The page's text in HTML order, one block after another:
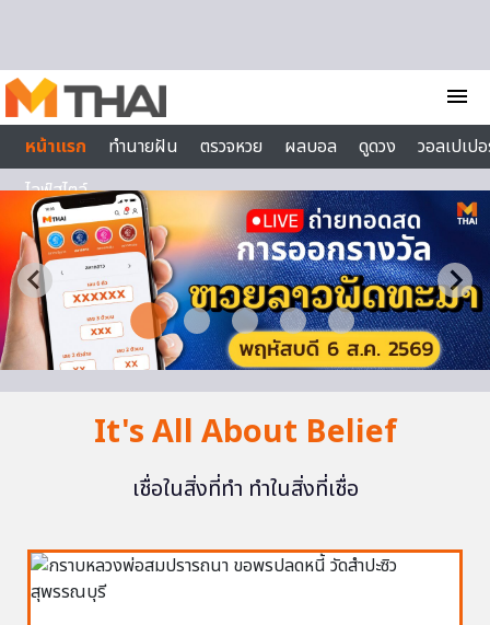
menu
หน้าแรก
ทำนายฝัน ตรวจหวย ผลบอล ดูดวง
วอลเปเป
ไลฟ์สไตล์
It's All About Belief
เชื่อในสิ่งที่ทำ ทำในสิ่งที่เชื่อ